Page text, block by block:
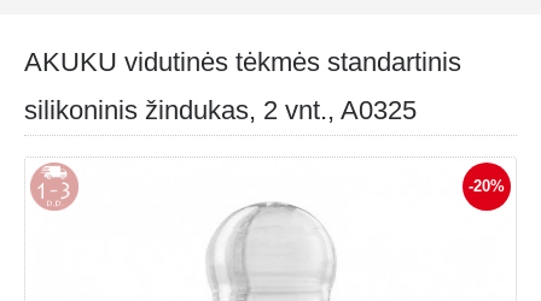
AKUKU vidutinės tėkmės standartinis
silikoninis žindukas, 2 vnt., A0325
-20%